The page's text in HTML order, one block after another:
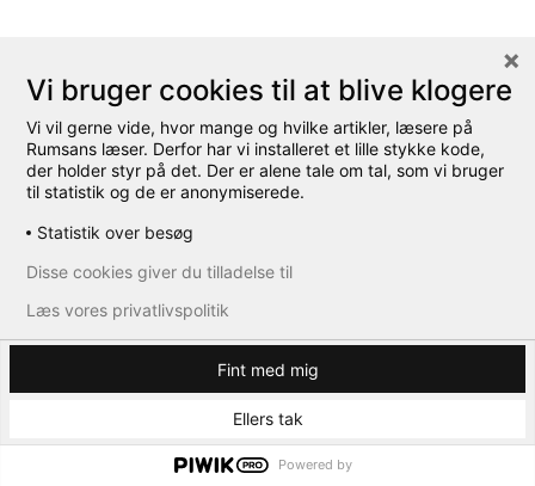
Vi bruger cookies til at blive klogere
Vi vil gerne vide, hvor mange og hvilke artikler, læsere på
Rumsans læser. Derfor har vi installeret et lille stykke kode,
der holder styr på det. Der er alene tale om tal, som vi bruger
til statistik og de er anonymiserede.
Statistik over besøg
Fint med mig
Ellers tak
Disse cookies giver du tilladelse til
Læs vores privatlivspolitik
Powered by